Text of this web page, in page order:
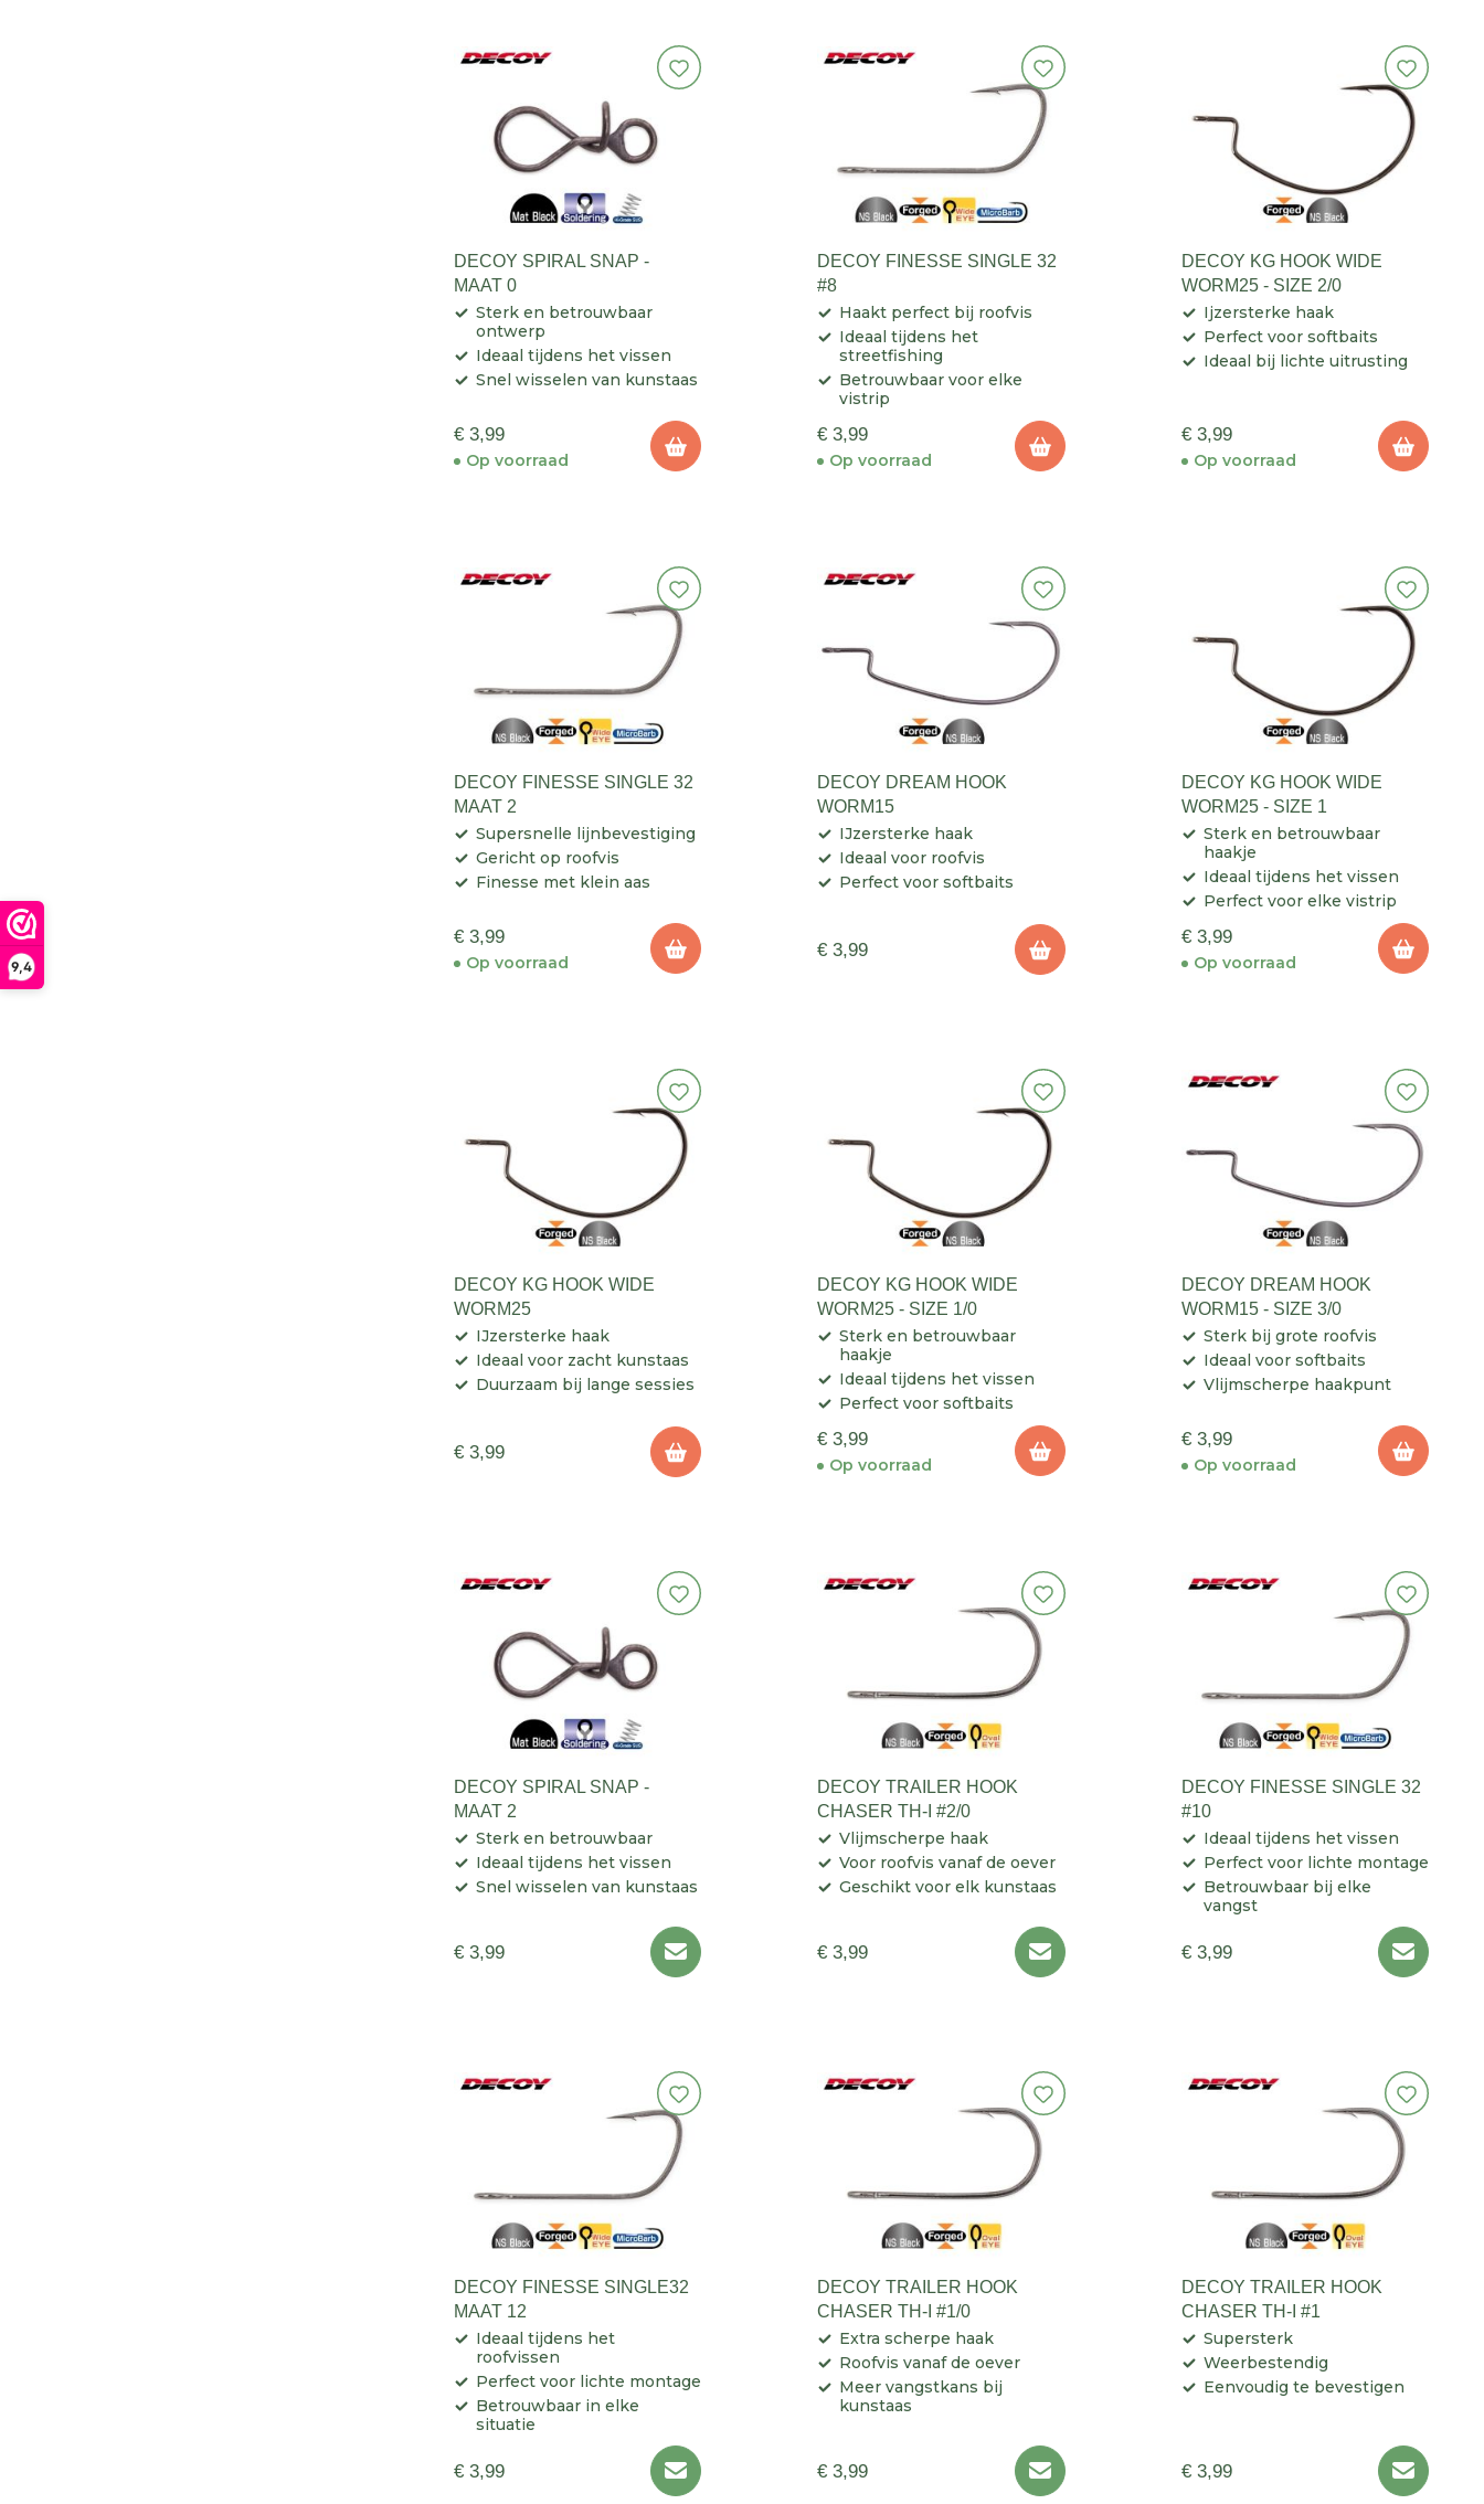
9,4
DECOY SPIRAL SNAP -
MAAT 0
Sterk en betrouwbaar
ontwerp
Ideaal tijdens het vissen
Snel wisselen van kunstaas
€ 3,99
Op voorraad
DECOY FINESSE SINGLE 32
#8
Haakt perfect bij roofvis
Ideaal tijdens het
streetfishing
Betrouwbaar voor elke
vistrip
€ 3,99
Op voorraad
DECOY KG HOOK WIDE
WORM25 - SIZE 2/0
Ijzersterke haak
Perfect voor softbaits
Ideaal bij lichte uitrusting
€ 3,99
Op voorraad
DECOY FINESSE SINGLE 32
MAAT 2
Supersnelle lijnbevestiging
Gericht op roofvis
Finesse met klein aas
€ 3,99
Op voorraad
DECOY DREAM HOOK
WORM15
IJzersterke haak
Ideaal voor roofvis
Perfect voor softbaits
€ 3,99
DECOY KG HOOK WIDE
WORM25 - SIZE 1
Sterk en betrouwbaar
haakje
Ideaal tijdens het vissen
Perfect voor elke vistrip
€ 3,99
Op voorraad
DECOY KG HOOK WIDE
WORM25
IJzersterke haak
Ideaal voor zacht kunstaas
Duurzaam bij lange sessies
€ 3,99
DECOY KG HOOK WIDE
WORM25 - SIZE 1/0
Sterk en betrouwbaar
haakje
Ideaal tijdens het vissen
Perfect voor softbaits
€ 3,99
Op voorraad
DECOY DREAM HOOK
WORM15 - SIZE 3/0
Sterk bij grote roofvis
Ideaal voor softbaits
Vlijmscherpe haakpunt
€ 3,99
Op voorraad
DECOY SPIRAL SNAP -
MAAT 2
Sterk en betrouwbaar
Ideaal tijdens het vissen
Snel wisselen van kunstaas
€ 3,99
DECOY TRAILER HOOK
CHASER TH-I #2/0
Vlijmscherpe haak
Voor roofvis vanaf de oever
Geschikt voor elk kunstaas
€ 3,99
DECOY FINESSE SINGLE 32
#10
Ideaal tijdens het vissen
Perfect voor lichte montage
Betrouwbaar bij elke
vangst
€ 3,99
DECOY FINESSE SINGLE32
MAAT 12
Ideaal tijdens het
roofvissen
Perfect voor lichte montage
Betrouwbaar in elke
situatie
€ 3,99
DECOY TRAILER HOOK
CHASER TH-I #1/0
Extra scherpe haak
Roofvis vanaf de oever
Meer vangstkans bij
kunstaas
€ 3,99
DECOY TRAILER HOOK
CHASER TH-I #1
Supersterk
Weerbestendig
Eenvoudig te bevestigen
€ 3,99